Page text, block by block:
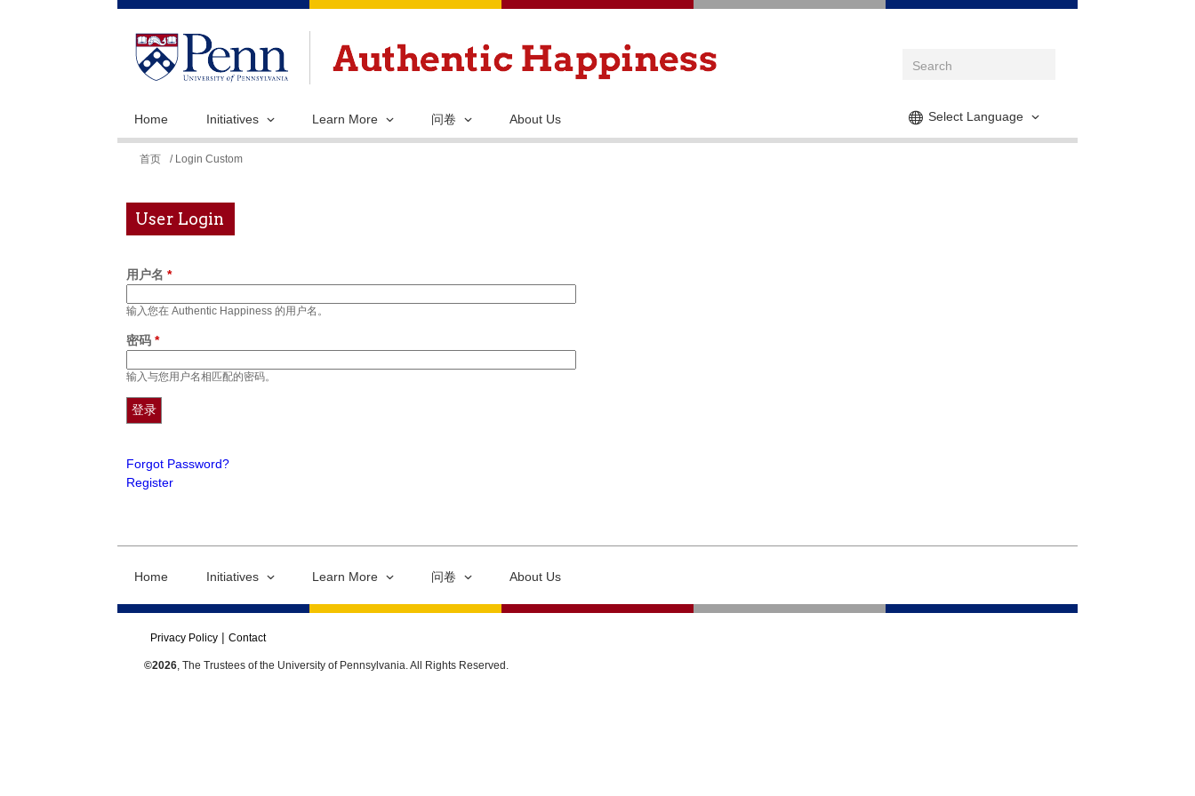
跳
到
内
Select Language
Home Initiatives Learn More 问卷 About Us
你
这
里
首页 / Login Custom
User Login
用户名 *
输入您在 Authentic Happiness 的用户名。
密码 *
输入与您用户名相匹配的密码。
Forgot Password?
Register
Home Initiatives Learn More 问卷 About Us
Privacy Policy Contact
©2026, The Trustees of the University of Pennsylvania. All Rights Reserved.